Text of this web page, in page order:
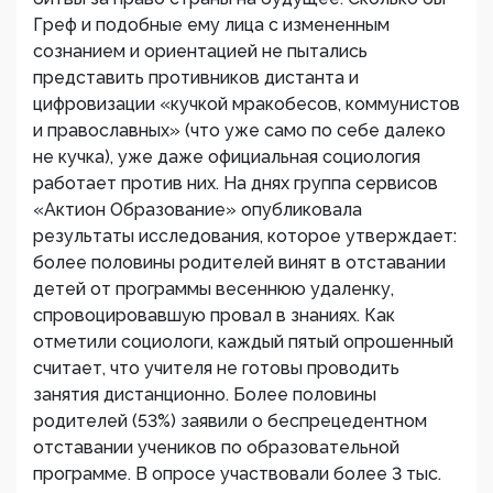
Греф и подобные ему лица с измененным
сознанием и ориентацией не пытались
представить противников дистанта и
цифровизации «кучкой мракобесов, коммунистов
и православных» (что уже само по себе далеко
не кучка), уже даже официальная социология
работает против них. На днях группа сервисов
«Актион Образование» опубликовала
результаты исследования, которое утверждает:
более половины родителей винят в отставании
детей от программы весеннюю удаленку,
спровоцировавшую провал в знаниях. Как
отметили социологи, каждый пятый опрошенный
считает, что учителя не готовы проводить
занятия дистанционно. Более половины
родителей (53%) заявили о беспрецедентном
отставании учеников по образовательной
программе. В опросе участвовали более 3 тыс.